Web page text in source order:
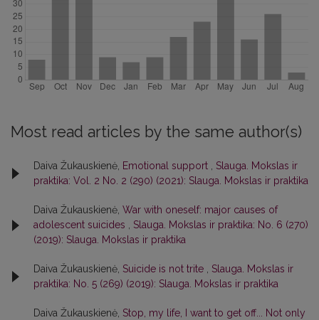
Most read articles by the same author(s)
Daiva Žukauskienė, Emotional support , Slauga. Mokslas ir
praktika: Vol. 2 No. 2 (290) (2021): Slauga. Mokslas ir praktika
Daiva Žukauskienė, War with oneself: major causes of
adolescent suicides , Slauga. Mokslas ir praktika: No. 6 (270)
(2019): Slauga. Mokslas ir praktika
Daiva Žukauskienė, Suicide is not trite , Slauga. Mokslas ir
praktika: No. 5 (269) (2019): Slauga. Mokslas ir praktika
Daiva Žukauskienė, Stop, my life, I want to get off... Not only